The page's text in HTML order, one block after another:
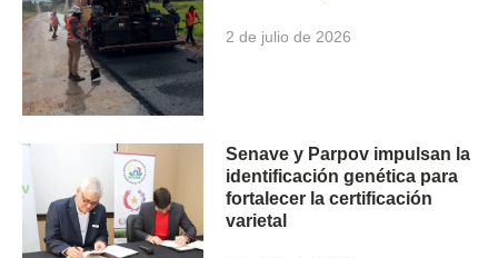
2 de julio de 2026
Senave y Parpov impulsan la
identificación genética para
fortalecer la certificación
varietal